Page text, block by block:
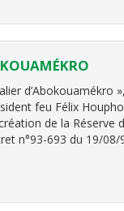
d’Abokouamékro
feu Félix
de la Réserve
n°93-693 du 19/08/